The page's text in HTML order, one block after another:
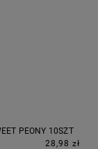
PEONY 10SZT
28,98 zł